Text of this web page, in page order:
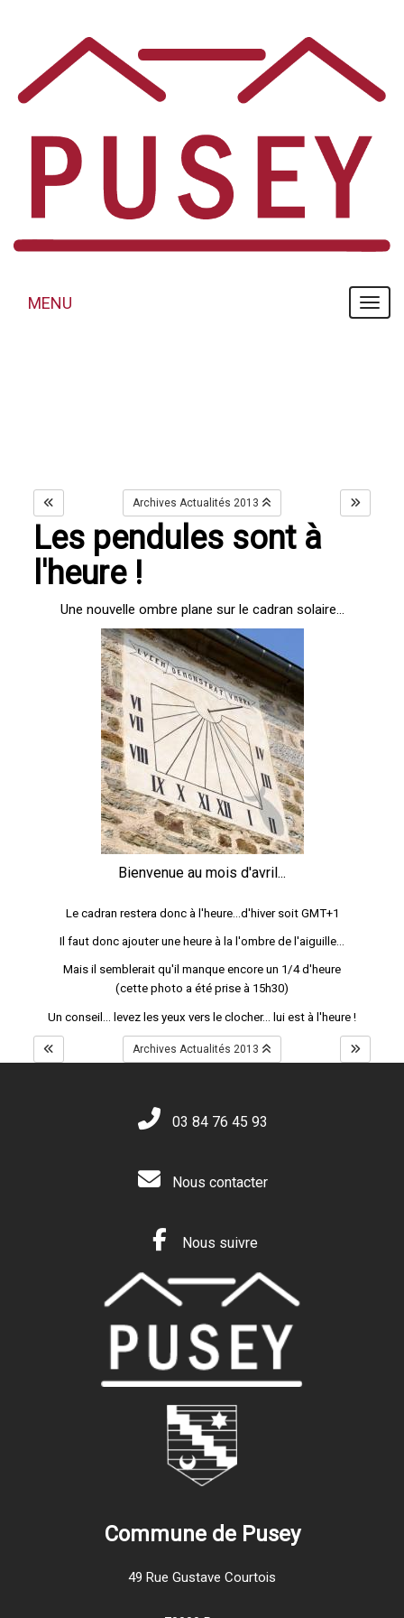
MENU
MENU
Archives Actualités 2013
Les pendules sont à
l'heure !
Une nouvelle ombre plane sur le cadran solaire...
Bienvenue au mois d'avril...
Le cadran restera donc à l'heure...d'hiver soit GMT+1
Il faut donc ajouter une heure à la l'ombre de l'aiguille...
Mais il semblerait qu'il manque encore un 1/4 d'heure
(cette photo a été prise à 15h30)
Un conseil... levez les yeux vers le clocher... lui est à l'heure !
Archives Actualités 2013
03 84 76 45 93
Nous contacter
Nous suivre
Commune de Pusey
49 Rue Gustave Courtois